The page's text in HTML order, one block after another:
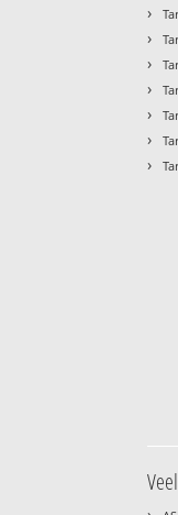
›
›
›
›
›
›
›